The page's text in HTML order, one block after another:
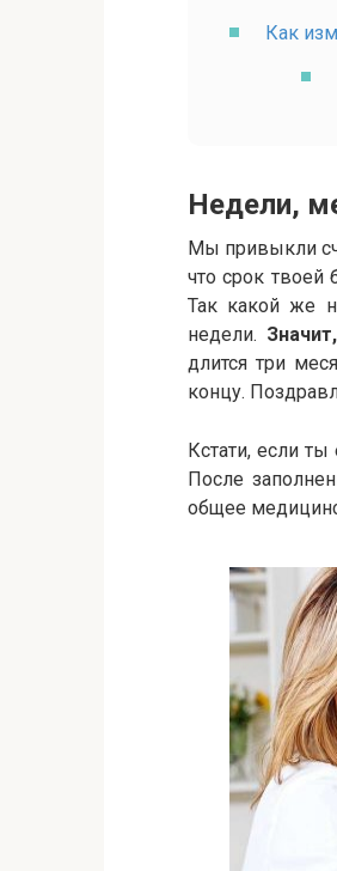
Как
Недели,
Мы привыкли
что срок твоей
Так какой же
недели.
длится три
концу.
Кстати, если
После
общее